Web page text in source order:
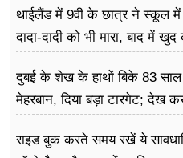
थाईलैंड में 9वी के छात्र ने स्कूल में
दादा-दादी को भी मारा, बाद में खुद
दुबई के शेख के हाथों बिके 83 साल
मेहरबान, दिया बड़ा टारगेट; देख
राइड बुक करते समय रखें ये